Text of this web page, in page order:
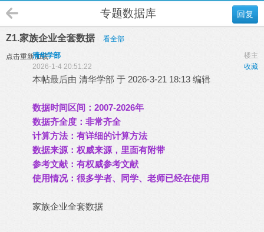
回复
专题数据库
Z1.家族企业全套数据 看全部
点击重新加载 楼主
清华学部
收藏
2026-1-4 20:51:22
本帖最后由 清华学部 于 2026-3-21 18:13 编辑
数据时间区间：2007-2026年
数据齐全度：非常齐全
计算方法：有详细的计算方法
数据来源：权威来源，里面有附带
参考文献：有权威参考文献
使用情况：很多学者、同学、老师已经在使用
家族企业全套数据